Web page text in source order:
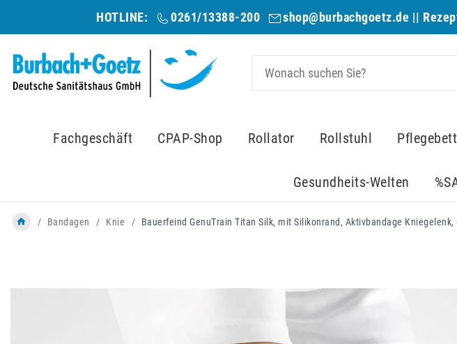
HOTLINE: 0261/13388-200 shop@burbachgoetz.de ||
Fachgeschäft CPAP-Shop Rollator Rollstuhl Pflegebett
Gesundheits-Welten
Bandagen Knie